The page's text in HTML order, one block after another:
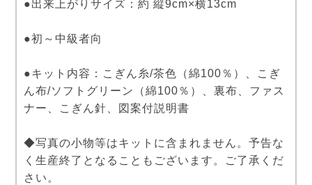
●出来上がりサイズ：約 縦9cm×横13cm
●初～中級者向
●キット内容：こぎん糸/茶色（綿100％）、こぎ
ん布/ソフトグリーン（綿100％）、裏布、ファス
ナー、こぎん針、図案付説明書
◆写真の小物等はキットに含まれません。予告な
く生産終了となることもございます。ご了承くだ
さい。